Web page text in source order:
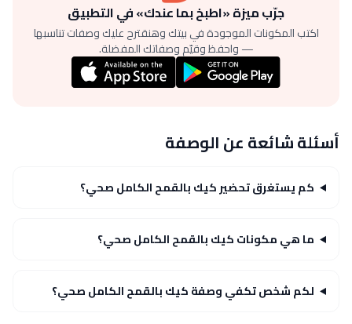
جرّب ميزة «اطبخ بما عندك» في التطبيق
اكتب المكونات الموجودة في بيتك وهنقترح عليك وصفات تناسبها
— واحفظ وقيّم وصفاتك المفضلة.
أسئلة شائعة عن الوصفة
كم يستغرق تحضير كيك بالقمح الكامل صحي؟
ما هي مكونات كيك بالقمح الكامل صحي؟
لكم شخص تكفي وصفة كيك بالقمح الكامل صحي؟